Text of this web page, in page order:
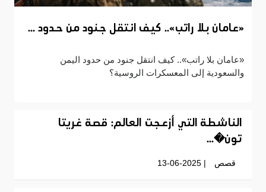
«عامان بلا راتب».. كيف انتقل جنود من حدود ...
«عامان بلا راتب».. كيف انتقل جنود من حدود اليمن
والسعودية إلى المعسكرات الروسية؟
الناشطة التي أزعجت العالم: قصة غريتا
تون�...
قصص | 13-06-2025